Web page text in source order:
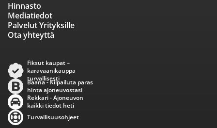
Hinnasto
Mediatiedot
Palvelut Yrityksille
Ota yhteyttä
Fiksut kaupat –
karavaanikauppa
turvallisesti
Baana - Kilpailuta paras
hinta ajoneuvostasi
Rekkari - Ajoneuvon
kaikki tiedot heti
Turvallisuusohjeet